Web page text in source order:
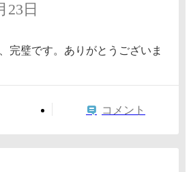
23日
完璧です。ありがとうございま
コメント